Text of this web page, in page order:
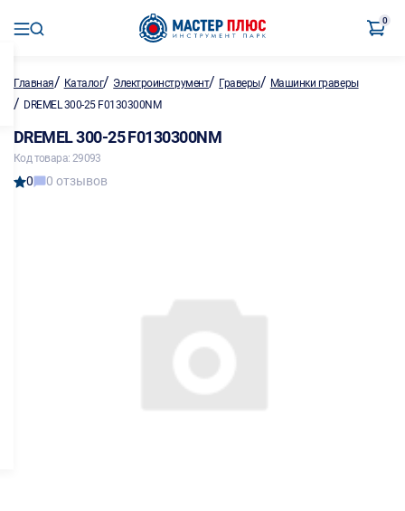
0
Главная/ Каталог/ Электроинструмент/ Граверы/ Машинки граверы
/ DREMEL 300-25 F0130300NM
DREMEL 300-25 F0130300NM
Код товара: 29093
0 0 отзывов